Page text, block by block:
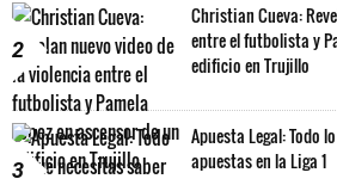
2
Christian Cueva:
entre el futbolista y
edificio en Trujillo
3
Apuesta Legal: Todo
apuestas en la Liga 1